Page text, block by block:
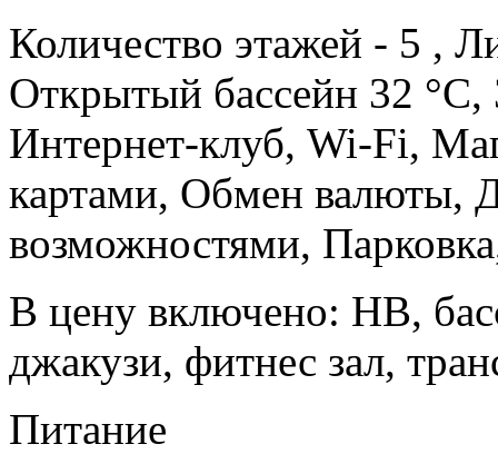
Количество этажей - 5 ,
Открытый бассейн 32 °C,
Интернет-клуб, Wi-Fi,
картами, Обмен валюты,
возможностями,
В цену включено: HB,
джакузи, фитнес зал,
Питание